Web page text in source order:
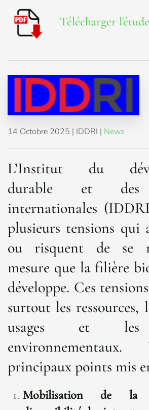
Télécharger l'étude
14 Octobre 2025 | IDDRI | News
L’Institut du
durable et des
internationales
plusieurs tensions qui
ou risquent de se
mesure que la filière
développe. Ces
surtout les ressources,
usages et les
principaux points mis
Mobilisation de la